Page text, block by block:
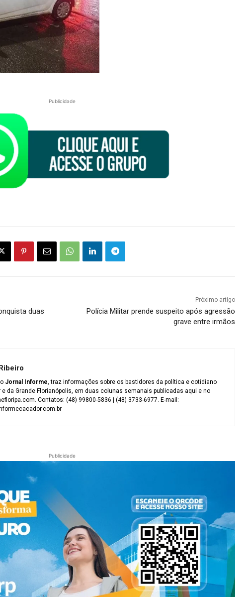
Publicidade
duas
Próximo artigo
Polícia Militar prende suspeito após agressão
grave entre irmãos
Jornal Informe, traz informações sobre os bastidores da política e cotidiano
e da Grande Florianópolis, em duas colunas semanais publicadas aqui e no
Contatos: (48) 99800-5836 | (48) 3733-6977. E-mail:
Publicidade